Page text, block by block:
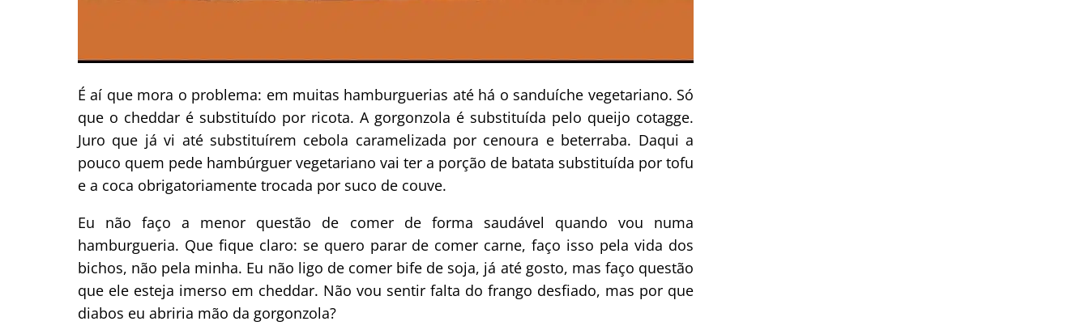
É aí que mora o problema: em muitas hamburguerias até há o sanduíche vegetariano. Só
que o cheddar é substituído por ricota. A gorgonzola é substituída pelo queijo cotagge.
Juro que já vi até substituírem cebola caramelizada por cenoura e beterraba. Daqui a
pouco quem pede hambúrguer vegetariano vai ter a porção de batata substituída por tofu
e a coca obrigatoriamente trocada por suco de couve.
Eu não faço a menor questão de comer de forma saudável quando vou numa
hamburgueria. Que fique claro: se quero parar de comer carne, faço isso pela vida dos
bichos, não pela minha. Eu não ligo de comer bife de soja, já até gosto, mas faço questão
que ele esteja imerso em cheddar. Não vou sentir falta do frango desfiado, mas por que
diabos eu abriria mão da gorgonzola?